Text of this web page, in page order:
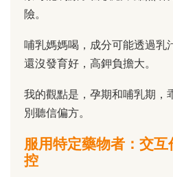
險。
哺乳媽媽喝，成分可能透過乳
還沒發育好，高鉀負擔大。
我的觀點是，孕期和哺乳期，
別聽信偏方。
服用特定藥物者：交
控